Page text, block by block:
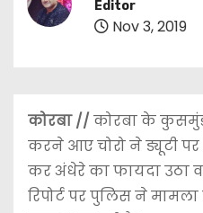
Editor
Nov 3, 2019
कोरबा // कोरबा के
करने आए चोरो ने ड्यूटी
कर अंधेरे का फायदा उठा
रिपोर्ट पर पुलिस ने